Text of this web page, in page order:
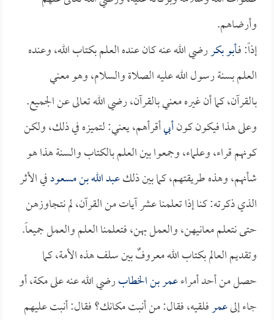
وأرضاهم.
إذاً: فـأبو بكررضي الله عنه كان عنده العلم بكتاب الله، وعنده
العلم بسنة رسول الله عليه الصلاة والسلام، وهو معني
بالقرآن، كما أن غيره معني بالقرآن، رضي الله تعالى عن الجميع.
وعلى هذا فيكون كونأبيأقرأهم، يعني: لتميزه في ذلك، ولكن
كونهم قراء، وعلماء، وجمعوا بين العلم بالكتاب والسنة هذا هو
شأنهم، وهذه طريقتهم، كما بين ذلكعبد الله بن مسعودفي الأثر
الذي ذكرته: كنا إذا تعلمنا عشر آيات من القرآن، لم نتجاوزهن
حتى نتعلم معانيهن، والعمل بهن، فتعلمنا العلم والعمل جميعاً.
وتقديم العالم بكتاب الله معروفٌ بين سلف هذه الأمة، كما
حصل من أحد أمراءعمر بن الخطابرضي الله عنه على مكة، أو
جاء إلىعمرفلقيه، فقال: من أنبت مكانك؟ فقال: أنبت عليهم